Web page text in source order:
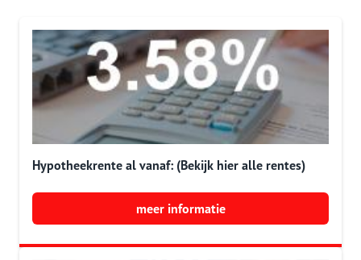
Hypotheekrente al vanaf: (Bekijk hier alle rentes)
meer informatie